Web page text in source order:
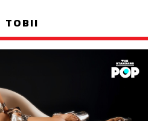
TOBII